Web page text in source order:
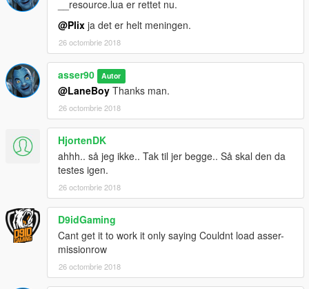
__resource.lua er rettet nu.
@Plix ja det er helt meningen.
26 octombrie 2018
asser90 Autor
@LaneBoy Thanks man.
26 octombrie 2018
HjortenDK
ahhh.. så jeg ikke.. Tak til jer begge.. Så skal den da
testes igen.
26 octombrie 2018
D9idGaming
Cant get it to work it only saying Couldnt load asser-
missionrow
26 octombrie 2018